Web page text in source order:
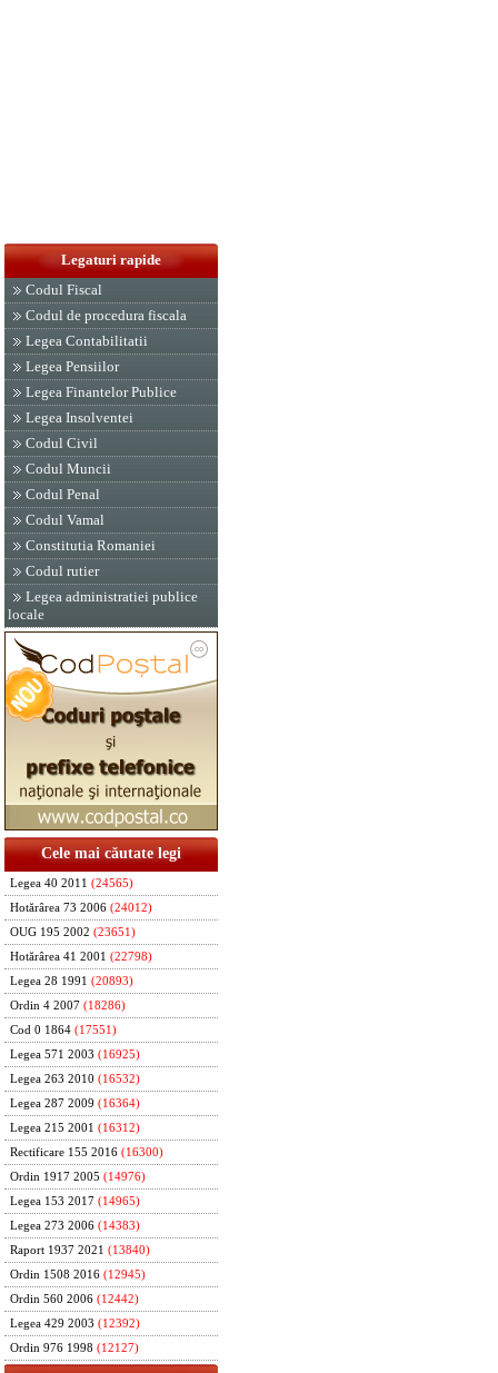
Legaturi rapide
Codul Fiscal
Codul de procedura fiscala
Legea Contabilitatii
Legea Pensiilor
Legea Finantelor Publice
Legea Insolventei
Codul Civil
Codul Muncii
Codul Penal
Codul Vamal
Constitutia Romaniei
Codul rutier
Legea administratiei publice
locale
Cele mai căutate legi
Legea 40 2011 (24565)
Hotărârea 73 2006 (24012)
OUG 195 2002 (23651)
Hotărârea 41 2001 (22798)
Legea 28 1991 (20893)
Ordin 4 2007 (18286)
Cod 0 1864 (17551)
Legea 571 2003 (16925)
Legea 263 2010 (16532)
Legea 287 2009 (16364)
Legea 215 2001 (16312)
Rectificare 155 2016 (16300)
Ordin 1917 2005 (14976)
Legea 153 2017 (14965)
Legea 273 2006 (14383)
Raport 1937 2021 (13840)
Ordin 1508 2016 (12945)
Ordin 560 2006 (12442)
Legea 429 2003 (12392)
Ordin 976 1998 (12127)